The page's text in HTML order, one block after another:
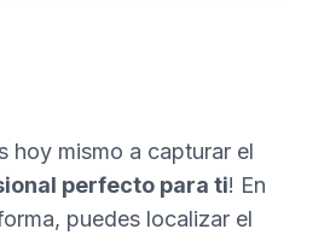
hoy mismo a capturar el
perfecto para ti! En
puedes localizar el